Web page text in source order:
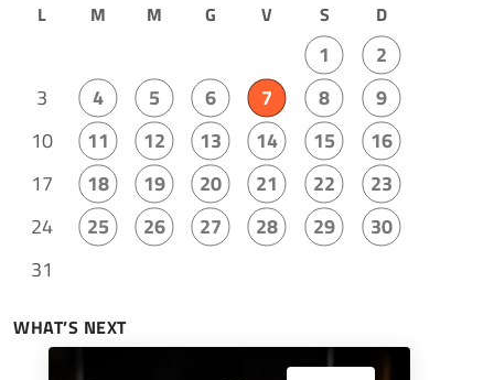
L M M G V S D
1
2
3
4 5 6 7 8
9
10
11 12 13 14 15
16
17
18 19 20 21 22
23
24
25 26 27 28 29
30
31
WHAT’S NEXT